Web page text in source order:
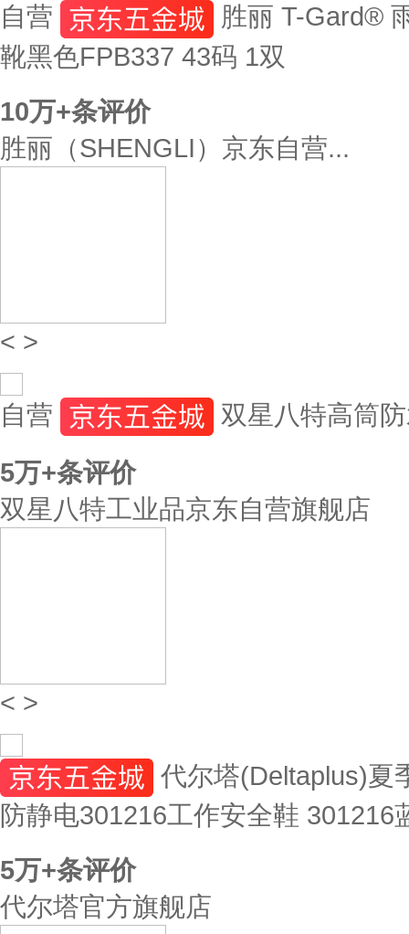
自营
胜丽 T-Gard®
靴黑色FPB337 43码 1双
10万+条评价
胜丽（SHENGLI）京东自营...
< >
自营
双星八特高筒
5万+条评价
双星八特工业品京东自营旗舰店
< >
代尔塔(Deltaplus)夏
防静电301216工作安全鞋
5万+条评价
代尔塔官方旗舰店